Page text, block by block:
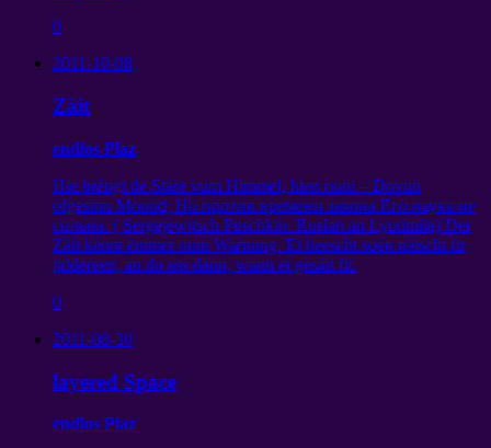
0
2011-10-08
Zäit
endlos Plaz
Hie bréngt de Stäre vum Himmel, hien ouni – Dovun
ofgesinn Mound; Но против времени закона Его наука не
сильна. ( Sergejewitsch Puschkin. Ruslan an Lyudmila) Der
Zäit kënnt ëmmer ouni Warnung. Et heescht soen näischt fir
jiddereen, an do ass dann, wann et gesäit fit.
0
2011-08-30
layered Space
endlos Plaz